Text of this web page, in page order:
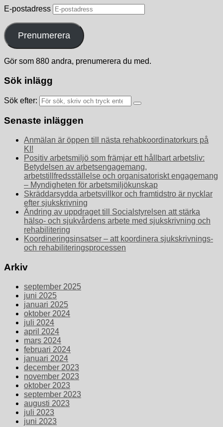
E-postadress
Prenumerera
Gör som 880 andra, prenumerera du med.
Sök inlägg
Sök efter:
Senaste inläggen
Anmälan är öppen till nästa rehabkoordinatorkurs på
KI!
Positiv arbetsmiljö som främjar ett hållbart arbetsliv:
Betydelsen av arbetsengagemang,
arbetstillfredsställelse och organisatoriskt engagemang
– Myndigheten för arbetsmiljökunskap
Skräddarsydda arbetsvillkor och framtidstro är nycklar
efter sjukskrivning
Ändring av uppdraget till Socialstyrelsen att stärka
hälso- och sjukvårdens arbete med sjukskrivning och
rehabilitering
Koordineringsinsatser – att koordinera sjukskrivnings-
och rehabiliteringsprocessen
Arkiv
september 2025
juni 2025
januari 2025
oktober 2024
juli 2024
april 2024
mars 2024
februari 2024
januari 2024
december 2023
november 2023
oktober 2023
september 2023
augusti 2023
juli 2023
juni 2023